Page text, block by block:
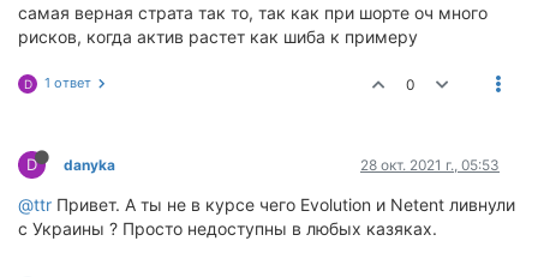
самая верная страта так то, так как при шорте оч много
рисков, когда актив растет как шиба к примеру
D 1 ответ 0
D danyka 28 окт. 2021 г., 05:53
@ttr Привет. А ты не в курсе чего Evolution и Netent ливнули
с Украины ? Просто недоступны в любых казяках.